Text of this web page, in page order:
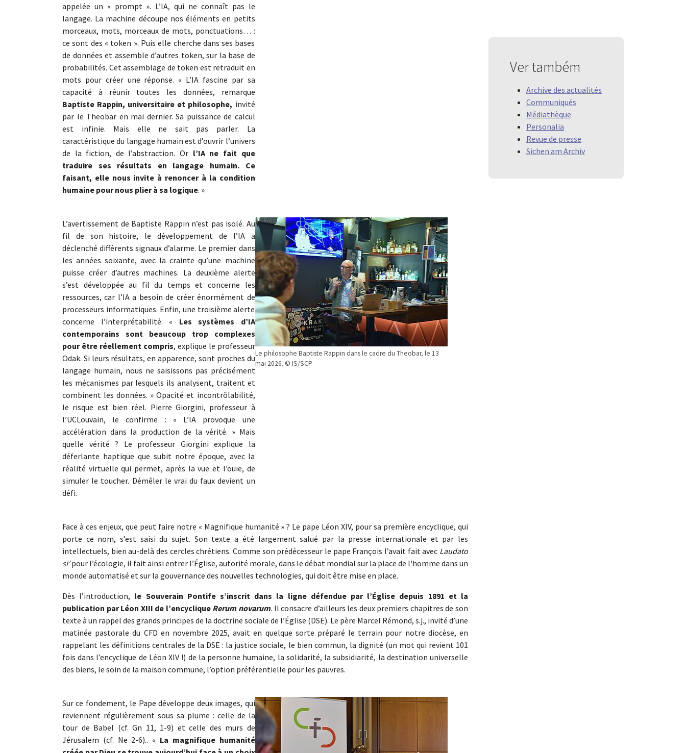
appelée un « prompt ». L’IA, qui ne connaît pas le
langage. La machine découpe nos éléments en petits
morceaux, mots, morceaux de mots, ponctuations… :
ce sont des « token ». Puis elle cherche dans ses bases
de données et assemble d’autres token, sur la base de
probabilités. Cet assemblage de token est retraduit en
mots pour créer une réponse. « L’IA fascine par sa
capacité à réunir toutes les données, remarque
Baptiste Rappin, universitaire et philosophe, invité
par le Theobar en mai dernier. Sa puissance de calcul
est infinie. Mais elle ne sait pas parler. La
caractéristique du langage humain est d’ouvrir l’univers
de la fiction, de l’abstraction. Or l’IA ne fait que
traduire ses résultats en langage humain. Ce
faisant, elle nous invite à renoncer à la condition
humaine pour nous plier à sa logique. »
Show larger version
Le philosophe Baptiste Rappin dans le cadre du Theobar, le 13
mai 2026. © IS/SCP
L’avertissement de Baptiste Rappin n’est pas isolé. Au
fil de son histoire, le développement de l’IA a
déclenché différents signaux d’alarme. Le premier dans
les années soixante, avec la crainte qu’une machine
puisse créer d’autres machines. La deuxième alerte
s’est développée au fil du temps et concerne les
ressources, car l’IA a besoin de créer énormément de
processeurs informatiques. Enfin, une troisième alerte
concerne l’interprétabilité. « Les systèmes d’IA
contemporains sont beaucoup trop complexes
pour être réellement compris, explique le professeur
Odak. Si leurs résultats, en apparence, sont proches du
langage humain, nous ne saisissons pas précisément
les mécanismes par lesquels ils analysent, traitent et
combinent les données. » Opacité et incontrôlabilité,
le risque est bien réel. Pierre Giorgini, professeur à
l’UCLouvain, le confirme : « L’IA provoque une
accélération dans la production de la vérité. » Mais
quelle vérité ? Le professeur Giorgini explique la
déferlante haptique que subit notre époque, avec la
réalité virtuelle qui permet, après la vue et l’ouïe, de
simuler le toucher. Démêler le vrai du faux devient un
défi.
Face à ces enjeux, que peut faire notre « Magnifique humanité » ? Le pape Léon XIV, pour sa première encyclique, qui
porte ce nom, s’est saisi du sujet. Son texte a été largement salué par la presse internationale et par les
intellectuels, bien au-delà des cercles chrétiens. Comme son prédécesseur le pape François l’avait fait avec Laudato
si’pour l’écologie, il fait ainsi entrer l’Église, autorité morale, dans le débat mondial sur la place de l'homme dans un
monde automatisé et sur la gouvernance des nouvelles technologies, qui doit être mise en place.
Dès l’introduction, le Souverain Pontife s’inscrit dans la ligne défendue par l’Église depuis 1891 et la
publication par Léon XIII de l’encyclique Rerum novarum. Il consacre d’ailleurs les deux premiers chapitres de son
texte à un rappel des grands principes de la doctrine sociale de l’Église (DSE). Le père Marcel Rémond, s.j., invité d’une
matinée pastorale du CFD en novembre 2025, avait en quelque sorte préparé le terrain pour notre diocèse, en
rappelant les définitions centrales de la DSE : la justice sociale, le bien commun, la dignité (un mot qui revient 101
fois dans l’encyclique de Léon XIV !) de la personne humaine, la solidarité, la subsidiarité, la destination universelle
des biens, le soin de la maison commune, l’option préférentielle pour les pauvres.
Show larger version
Sur ce fondement, le Pape développe deux images, qui
reviennent régulièrement sous sa plume : celle de la
tour de Babel (cf. Gn 11, 1-9) et celle des murs de
Jérusalem (cf. Ne 2-6).. « La magnifique humanité
Ver também
Archive des actualités
Communiqués
Médiathèque
Personalia
Revue de presse
Sichen am Archiv